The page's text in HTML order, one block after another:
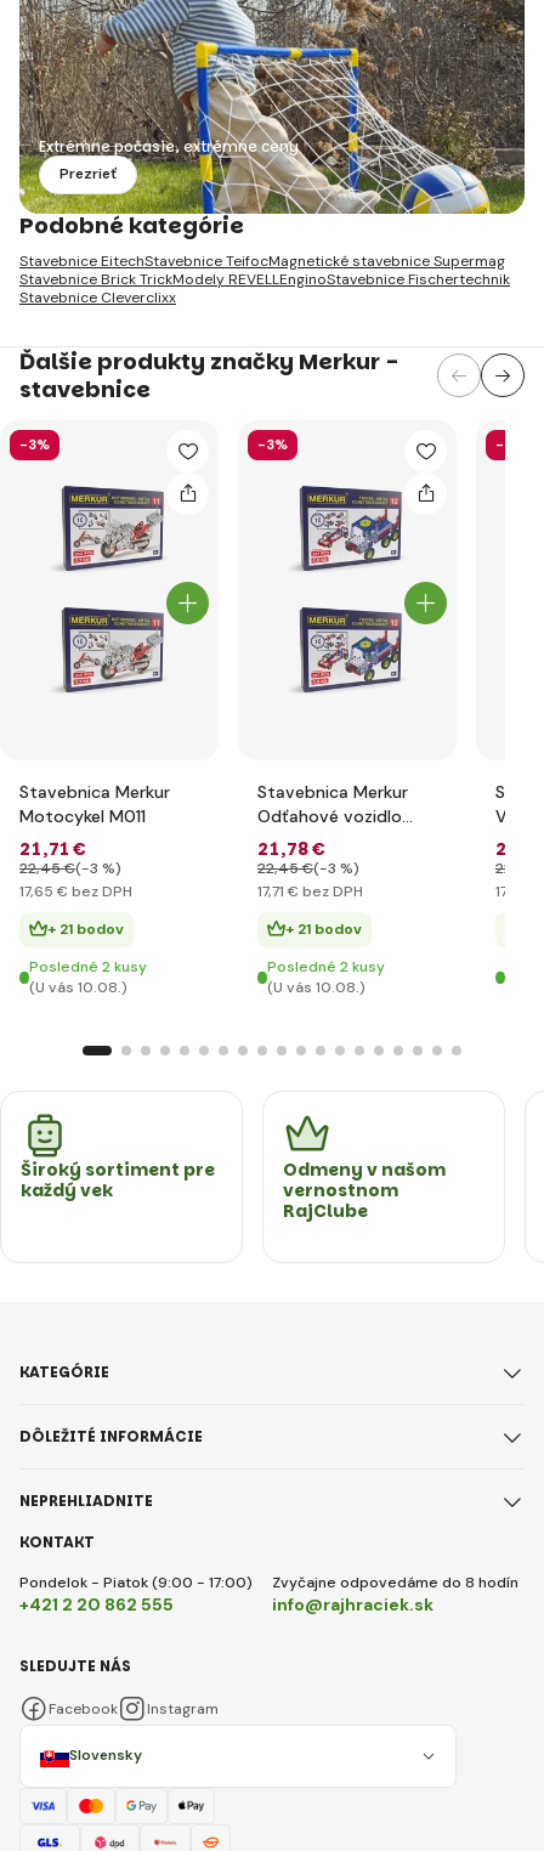
Extrémne počasie, extrémne ceny
Prezrieť
Podobné kategórie
Stavebnice EitechStavebnice TeifocMagnetické stavebnice Supermag
Stavebnice Brick TrickModely REVELLEnginoStavebnice Fischertechnik
Stavebnice Cleverclixx
Ďalšie produkty značky Merkur -
stavebnice
-3%
Stavebnica Merkur
Motocykel M011
21,71 €
22,45 €(-3 %)
17,65 € bez DPH
+ 21 bodov
Posledné 2 kusy
(U vás 10.08.)
-3%
Stavebnica Merkur
Odťahové vozidlo
M012
21,78 €
22,45 €(-3 %)
17,71 € bez DPH
+ 21 bodov
Posledné 2 kusy
(U vás 10.08.)
-6%
21
22
17
(U
Široký sortiment pre
každý vek
Odmeny v našom
vernostnom
RajClube
KONTAKT
Pondelok - Piatok (9:00 - 17:00)
+421 2 20 862 555
Zvyčajne odpovedáme do 8 hodín
info@rajhraciek.sk
KATEGÓRIE
DÔLEŽITÉ INFORMÁCIE
NEPREHLIADNITE
Slovensky
SLEDUJTE NÁS
Facebook Instagram